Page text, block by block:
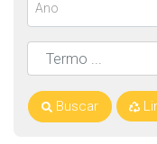
Ano
Buscar